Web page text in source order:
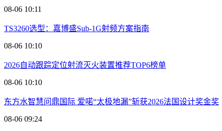
08-06 10:11
TS3260选型：嘉博盛Sub-1G射频方案指南
08-06 10:10
2026自动跟踪定位射流灭火装置推荐TOP6榜单
08-06 10:10
东方水智慧问鼎国际 爱喏“太极地漏”斩获2026法国设计奖金奖
08-06 09:24